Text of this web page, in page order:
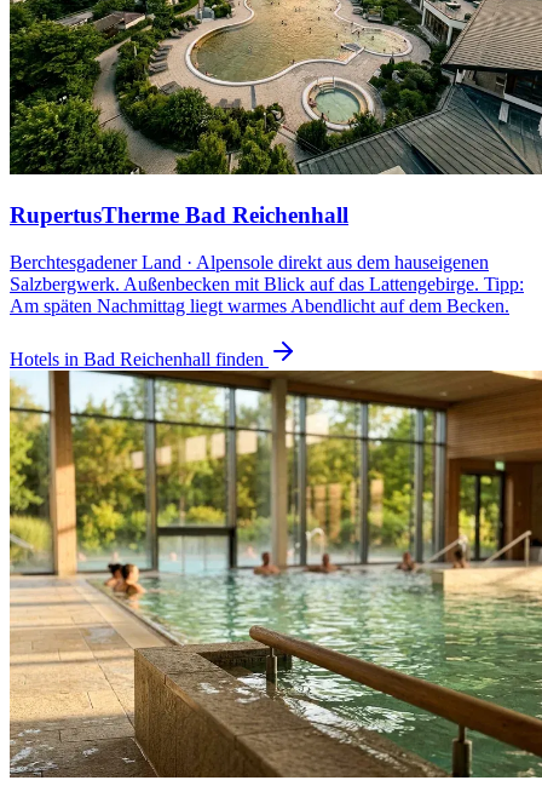
RupertusTherme Bad Reichenhall
Berchtesgadener Land · Alpensole direkt aus dem hauseigenen
Salzbergwerk. Außenbecken mit Blick auf das Lattengebirge. Tipp:
Am späten Nachmittag liegt warmes Abendlicht auf dem Becken.
Hotels in Bad Reichenhall finden